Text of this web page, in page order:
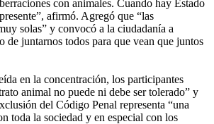
con animales. Cuando hay Estado
afirmó. Agregó que “las
solas” y convocó a la ciudadanía a
de juntarnos todos para que vean que juntos
en la concentración, los participantes
animal no puede ni debe ser tolerado” y
del Código Penal representa “una
toda la sociedad y en especial con los